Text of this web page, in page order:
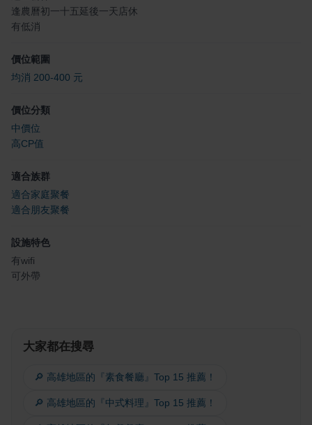
逢農曆初一十五延後一天店休
有低消
價位範圍
均消 200-400 元
價位分類
中價位
高CP值
適合族群
適合家庭聚餐
適合朋友聚餐
設施特色
有wifi
可外帶
大家都在搜尋
🔎 高雄地區的『素食餐廳』Top 15 推薦！
🔎 高雄地區的『中式料理』Top 15 推薦！